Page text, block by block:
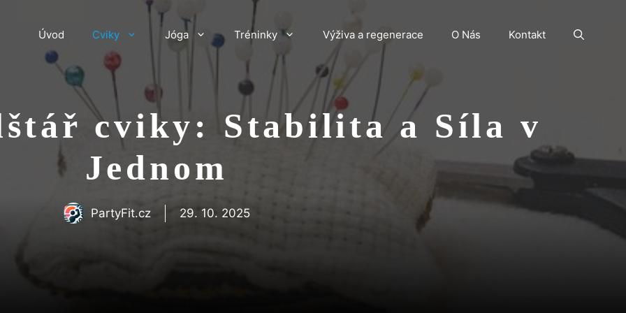
Úvod Cviky Jóga Tréninky Výživa a regenerace O Nás Kontakt
cviky: Stabilita a Síla v
Jednom
PartyFit.cz 29. 10. 2025